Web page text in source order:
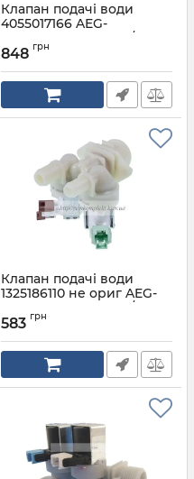
Клапан подачі води
4055017166 AEG-
Electrolux-Zanussi 2/180
Артикул:
848 грн
Клапан подачі води
1325186110 не ориг AEG-
Electrolux-Zanussi 2/180
Артикул:
583 грн